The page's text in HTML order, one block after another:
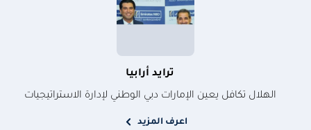
ترايد أرابيا
الهلال تكافل يعين الإمارات دبي الوطني لإدارة الاستراتيجيات
اعرف المزيد